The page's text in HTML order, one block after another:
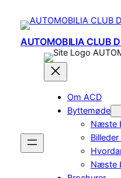
content
AUTOMOBILIA CLUB
Om ACD
Byttemøde
Næste
Næste